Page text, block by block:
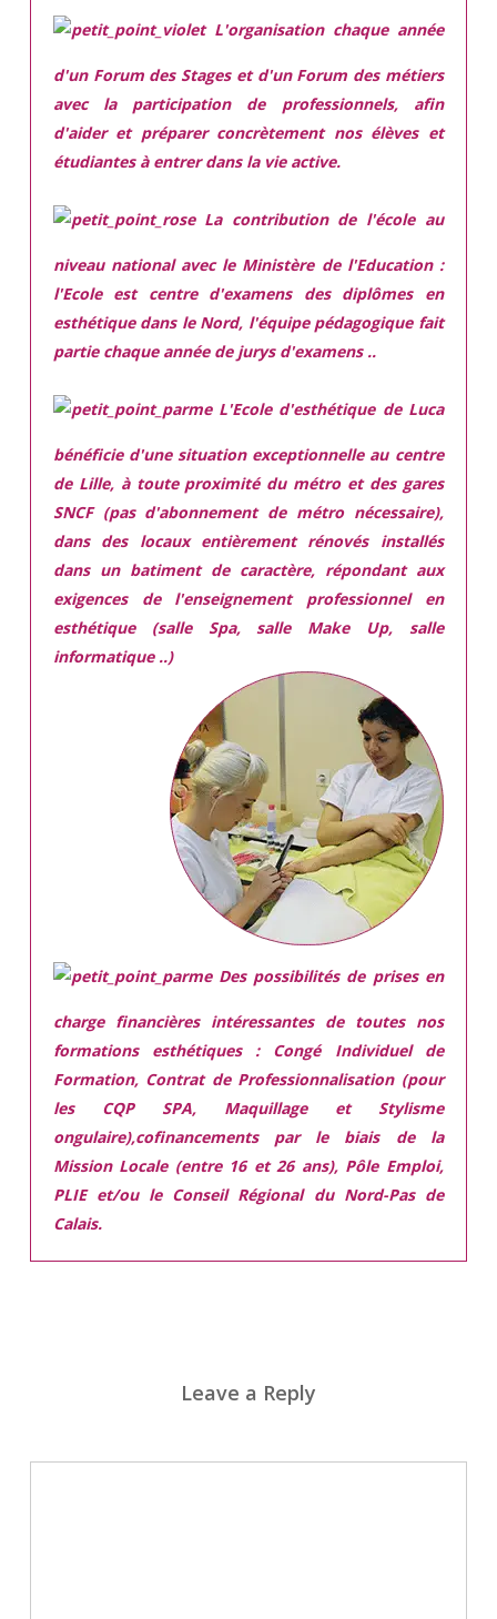
L'organisation chaque année
d'un Forum des Stages et d'un Forum des métiers
avec la participation de professionnels, afin
d'aider et préparer concrètement nos élèves et
étudiantes à entrer dans la vie active.
La contribution de l'école au
niveau national avec le Ministère de l'Education :
l'Ecole est centre d'examens des diplômes en
esthétique dans le Nord, l'équipe pédagogique fait
partie chaque année de jurys d'examens ..
L'Ecole d'esthétique de Luca
bénéficie d'une situation exceptionnelleau centre
de Lille, à toute proximité du métro et des gares
SNCF (pas d'abonnement de métro nécessaire),
dans des locaux entièrement rénovés installés
dans un batiment de caractère, répondant aux
exigencesde l'enseignement professionnel en
esthétique (salle Spa, salle Make Up, salle
informatique ..)
Des possibilités de prises en
charge financières intéressantes de toutes nos
formations esthétiques :Congé Individuel de
Formation, Contrat de Professionnalisation (pour
les CQP SPA, Maquillage et Stylisme
ongulaire),cofinancements par le biais de la
Mission Locale (entre 16 et 26 ans), Pôle Emploi,
PLIE et/ou le Conseil Régional du Nord-Pas de
Calais.
Leave a Reply